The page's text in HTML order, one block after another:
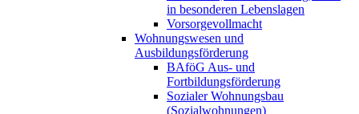
in besonderen Lebenslagen
Vorsorgevollmacht
Wohnungswesen und
Ausbildungsförderung
BAföG Aus- und
Fortbildungsförderung
Sozialer Wohnungsbau
(Sozialwohnungen)